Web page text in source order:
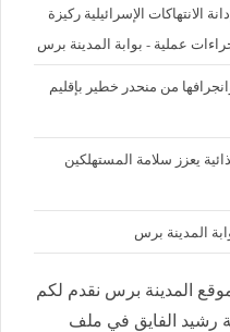
الانتهاكات الإسرائيلية ركيزة
عملية - بوابة المدينة برس
من منحدر خطير بإقليم
يعزز سلامة المستهلكين
المدينة برس
المدينة برس نقدم لكم
رشيد الفايق في ملف